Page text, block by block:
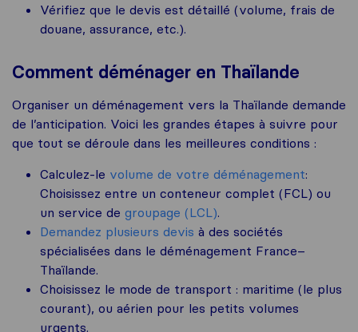
Vérifiez que le devis est détaillé (volume, frais de
douane, assurance, etc.).
Comment déménager en Thaïlande
Organiser un déménagement vers la Thaïlande demande
de l’anticipation. Voici les grandes étapes à suivre pour
que tout se déroule dans les meilleures conditions :
Calculez-le volume de votre déménagement:
Choisissez entre un conteneur complet (FCL) ou
un service de groupage (LCL).
Demandez plusieurs devis à des sociétés
spécialisées dans le déménagement France–
Thaïlande.
Choisissez le mode de transport : maritime (le plus
courant), ou aérien pour les petits volumes
urgents.